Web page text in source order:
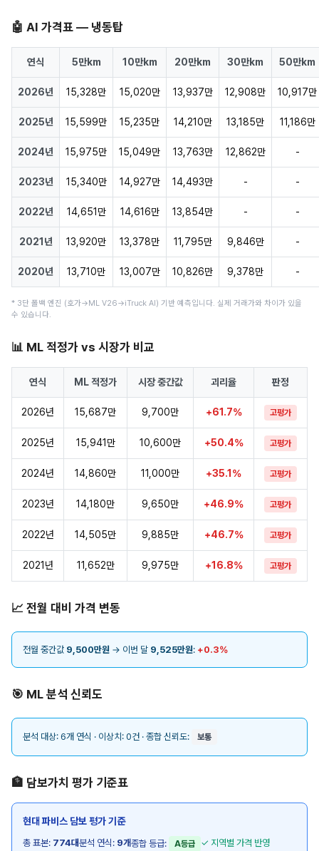
🤖 AI 가격표 — 냉동탑
연식 5만km 10만km 20만km 30만km 50만km
2026년 15,328만 15,020만 13,937만 12,908만 10,917만
2025년 15,599만 15,235만 14,210만 13,185만 11,186만
2024년 15,975만 15,049만 13,763만 12,862만 -
2023년 15,340만 14,927만 14,493만 - -
2022년 14,651만 14,616만 13,854만 - -
2021년 13,920만 13,378만 11,795만 9,846만 -
2020년 13,710만 13,007만 10,826만 9,378만 -
* 3단 폴백 엔진 (호가→ML V26→iTruck AI) 기반 예측입니다. 실제 거래가와 차이가 있을
수 있습니다.
📊 ML 적정가 vs 시장가 비교
연식 ML 적정가 시장 중간값 괴리율 판정
2026년 15,687만 9,700만 +61.7% 고평가
2025년 15,941만 10,600만 +50.4% 고평가
2024년 14,860만 11,000만 +35.1% 고평가
2023년 14,180만 9,650만 +46.9% 고평가
2022년 14,505만 9,885만 +46.7% 고평가
2021년 11,652만 9,975만 +16.8% 고평가
📈 전월 대비 가격 변동
전월 중간값 9,500만원 → 이번 달 9,525만원: +0.3%
🎯 ML 분석 신뢰도
분석 대상: 6개 연식 · 이상치: 0건 · 종합 신뢰도: 보통
🏦 담보가치 평가 기준표
현대 파비스 담보 평가 기준
총 표본: 774대분석 연식: 9개종합 등급: A등급 ✓ 지역별 가격 반영